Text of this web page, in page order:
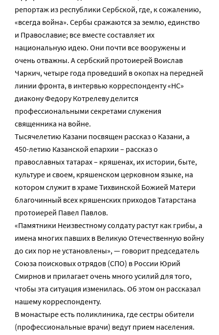
репортаж из республики Сербской, где, к сожалению,
«всегда война». Сербы сражаются за землю, единство
и Православие; все вместе составляет их
национальную идею. Они почти все вооружены и
очень отважны. А сербский протоиерей Воислав
Чаркич, четыре года проведший в окопах на передней
линии фронта, в интервью корреспонденту «НС»
диакону Федору Котрелеву делится
профессиональными секретами служения
священника на войне.
Тысячелетию Казани посвящен рассказ о Казани, а
450-летию Казанской епархии – рассказ о
православных татарах – кряшенах, их истории, быте,
культуре и своем, кряшенском церковном языке, на
котором служит в храме Тихвинской Божией Матери
благочинный всех кряшенских приходов Татарстана
протоиерей Павел Павлов.
«Памятники Неизвестному солдату растут как грибы, а
имена многих павших в Великую Отечественную войну
до сих пор не установлены», — говорит председатель
Союза поисковых отрядов (СПО) в России Юрий
Смирнов и прилагает очень много усилий для того,
чтобы эта ситуация изменилась. Об этом он рассказал
нашему корреспонденту.
В монастыре есть поликлиника, где сестры обители
(профессиональные врачи) ведут прием населения.